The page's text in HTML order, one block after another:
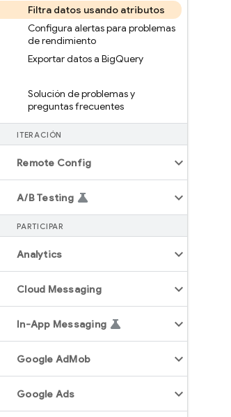
Filtra datos usando atributos
Configura alertas para problemas
de rendimiento
Exportar datos a BigQuery
Solución de problemas y
preguntas frecuentes
ITERACIÓN
Remote Config
A/B Testing
PARTICIPAR
Analytics
Cloud Messaging
In-App Messaging
Google AdMob
Google Ads